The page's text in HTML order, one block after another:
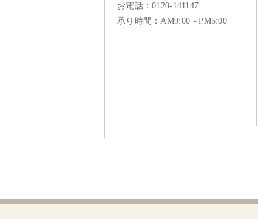
お電話：0120-141147
承り時間：AM9:00～PM5:00